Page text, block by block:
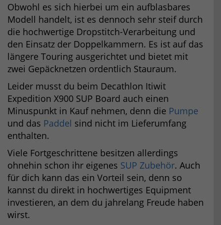
Obwohl es sich hierbei um ein aufblasbares
Modell handelt, ist es dennoch sehr steif durch
die hochwertige Dropstitch-Verarbeitung und
den Einsatz der Doppelkammern. Es ist auf das
längere Touring ausgerichtet und bietet mit
zwei Gepäcknetzen ordentlich Stauraum.
Leider musst du beim Decathlon Itiwit
Expedition X900 SUP Board auch einen
Minuspunkt in Kauf nehmen, denn die Pumpe
und das Paddel sind nicht im Lieferumfang
enthalten.
Viele Fortgeschrittene besitzen allerdings
ohnehin schon ihr eigenes SUP Zubehör. Auch
für dich kann das ein Vorteil sein, denn so
kannst du direkt in hochwertiges Equipment
investieren, an dem du jahrelang Freude haben
wirst.